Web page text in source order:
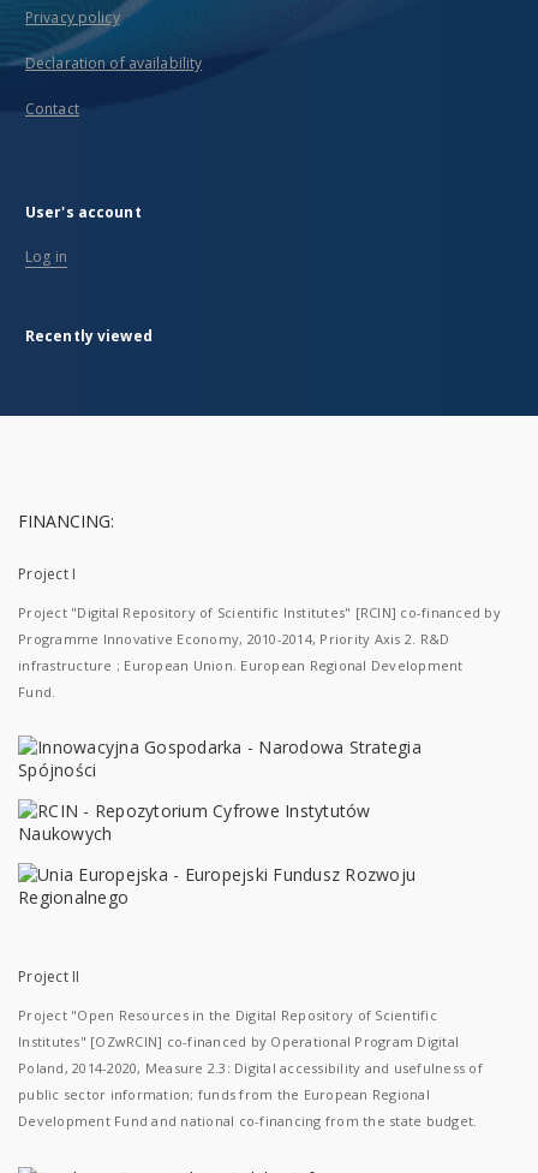
Privacy policy
Declaration of availability
Contact
User's account
Log in
Recently viewed
FINANCING:
Project I
Project "Digital Repository of Scientific Institutes" [RCIN] co-financed by
Programme Innovative Economy, 2010-2014, Priority Axis 2. R&D
infrastructure ; European Union. European Regional Development
Fund.
Project II
Project "Open Resources in the Digital Repository of Scientific
Institutes" [OZwRCIN] co-financed by Operational Program Digital
Poland, 2014-2020, Measure 2.3: Digital accessibility and usefulness of
public sector information; funds from the European Regional
Development Fund and national co-financing from the state budget.